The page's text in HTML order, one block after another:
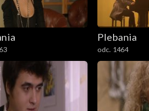
Plebania
odc. 1464